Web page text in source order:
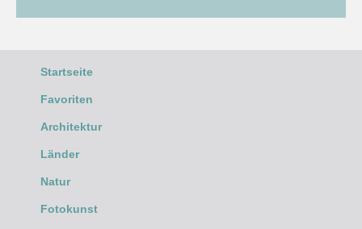
Startseite
Favoriten
Architektur
Länder
Natur
Fotokunst